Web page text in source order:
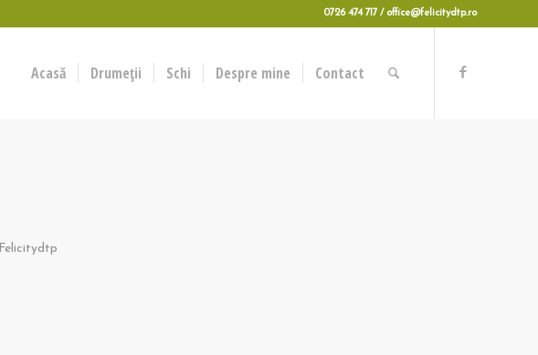
0726 474 717 / office@felicitydtp.ro
Acasă Drumeții Schi Despre mine Contact
Felicitydtp